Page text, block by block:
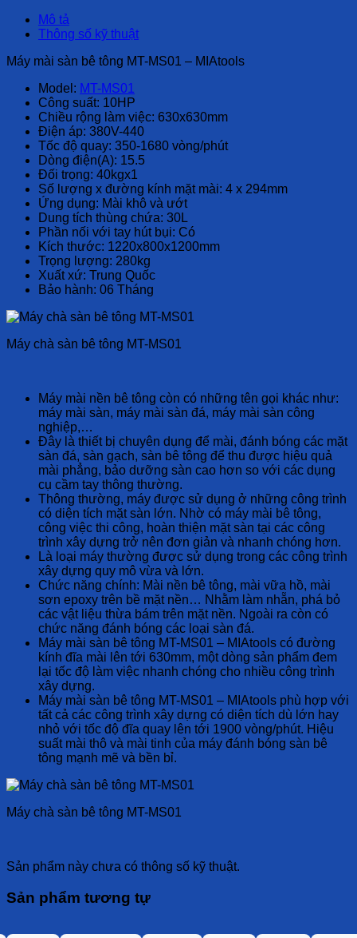
Mô tả
Thông số kỹ thuật
Máy mài sàn bê tông MT-MS01 – MIAtools
Model: MT-MS01
Công suất: 10HP
Chiều rộng làm việc: 630x630mm
Điện áp: 380V-440
Tốc độ quay: 350-1680 vòng/phút
Dòng điện(A): 15.5
Đối trọng: 40kgx1
Số lượng x đường kính mặt mài: 4 x 294mm
Ứng dụng: Mài khô và ướt
Dung tích thùng chứa: 30L
Phần nối với tay hút bụi: Có
Kích thước: 1220x800x1200mm
Trọng lượng: 280kg
Xuất xứ: Trung Quốc
Bảo hành: 06 Tháng
Máy chà sàn bê tông MT-MS01
Máy mài nền bê tông còn có những tên gọi khác như:
máy mài sàn, máy mài sàn đá, máy mài sàn công
nghiệp,…
Đây là thiết bị chuyên dụng để mài, đánh bóng các mặt
sàn đá, sàn gạch, sàn bê tông để thu được hiệu quả
mài phẳng, bảo dưỡng sàn cao hơn so với các dụng
cụ cầm tay thông thường.
Thông thường, máy được sử dụng ở những công trình
có diện tích mặt sàn lớn. Nhờ có máy mài bê tông,
công việc thi công, hoàn thiện mặt sàn tại các công
trình xây dựng trở nên đơn giản và nhanh chóng hơn.
Là loại máy thường được sử dụng trong các công trình
xây dựng quy mô vừa và lớn.
Chức năng chính: Mài nền bê tông, mài vữa hồ, mài
sơn epoxy trên bề mặt nền… Nhằm làm nhẵn, phá bỏ
các vật liệu thừa bám trên mặt nền. Ngoài ra còn có
chức năng đánh bóng các loại sàn đá.
Máy mài sàn bê tông MT-MS01 – MIAtools có đường
kính đĩa mài lên tới 630mm, một dòng sản phẩm đem
lại tốc độ làm việc nhanh chóng cho nhiều công trình
xây dựng.
Máy mài sàn bê tông MT-MS01 – MIAtools phù hợp với
tất cả các công trình xây dựng có diện tích dù lớn hay
nhỏ với tốc độ đĩa quay lên tới 1900 vòng/phút. Hiệu
suất mài thô và mài tinh của máy đánh bóng sàn bê
tông mạnh mẽ và bền bỉ.
Máy chà sàn bê tông MT-MS01
Sản phẩm này chưa có thông số kỹ thuật.
Sản phẩm tương tự